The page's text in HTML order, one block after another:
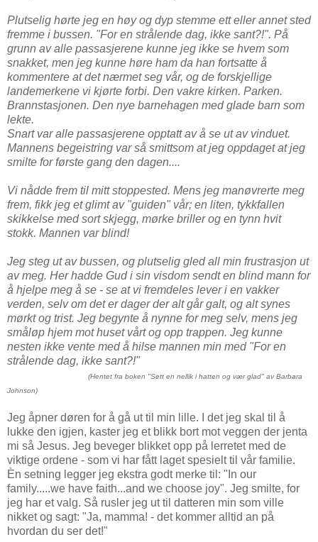
Plutselig hørte jeg en høy og dyp stemme ett eller annet sted
fremme i bussen. "For en strålende dag, ikke sant?!". På
grunn av alle passasjerene kunne jeg ikke se hvem som
snakket, men jeg kunne høre ham da han fortsatte å
kommentere at det nærmet seg vår, og de forskjellige
landemerkene vi kjørte forbi. Den vakre kirken. Parken.
Brannstasjonen. Den nye barnehagen med glade barn som
lekte.
Snart var alle passasjerene opptatt av å se ut av vinduet.
Mannens begeistring var så smittsom at jeg oppdaget at jeg
smilte for første gang den dagen....
Vi nådde frem til mitt stoppested. Mens jeg manøvrerte meg
frem, fikk jeg et glimt av "guiden" vår; en liten, tykkfallen
skikkelse med sort skjegg, mørke briller og en tynn hvit
stokk. Mannen var blind!
Jeg steg ut av bussen, og plutselig gled all min frustrasjon ut
av meg. Her hadde Gud i sin visdom sendt en blind mann for
å hjelpe meg å se - se at vi fremdeles lever i en vakker
verden, selv om det er dager der alt går galt, og alt synes
mørkt og trist. Jeg begynte å nynne for meg selv, mens jeg
småløp hjem mot huset vårt og opp trappen. Jeg kunne
nesten ikke vente med å hilse mannen min med "For en
strålende dag, ikke sant?!"
(Hentet fra boken "Sett en nellik i hatten og vær glad" av Barbara
Johnson)
Jeg åpner døren for å gå ut til min lille. I det jeg skal til å
lukke den igjen, kaster jeg et blikk bort mot veggen der jenta
mi så Jesus. Jeg beveger blikket opp på lerretet med de
viktige ordene - som vi har fått laget spesielt til vår familie.
Èn setning legger jeg ekstra godt merke til: "In our
family.....we have faith...and we choose joy". Jeg smilte, for
jeg har et valg. Så rusler jeg ut til datteren min som ville
nikket og sagt: "Ja, mamma! - det kommer alltid an på
hvordan du ser det!"